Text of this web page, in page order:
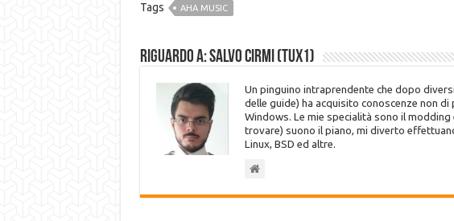
Tags AHA MUSIC
Riguardo a: Salvo Cirmi (Tux1)
Un pinguino intraprendente che dopo
delle guide) ha acquisito conoscenze non
Windows. Le mie specialità sono il
trovare) suono il piano, mi diverto
Linux, BSD ed altre.